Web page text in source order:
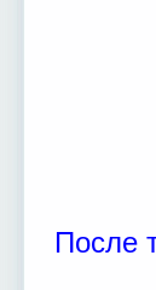
После